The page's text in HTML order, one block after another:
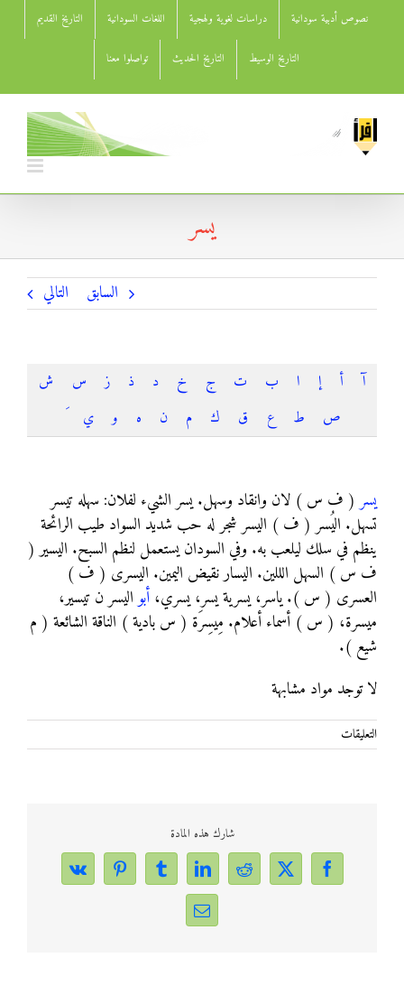
نصوص أدبية سودانية دراسات لغوية ولهجية اللغات السودانية التاريخ القديم
التاريخ الوسيط التاريخ الحديث تواصلوا معنا
يسر
السابق التالي
آ أ إ ا ب ت ج خ د ذ ز س
ش
ص
ط ع ق ك م ن ه و ي
يسر ( ف س ) لان وانقاد وسهل. يسر الشيء لفلان: سهله تيسر
تسهل. اليُسر ( ف ) اليسر شجر له حب شديد السواد طيب الرائحة
ينظم في سلك ليلعب به. وفي السودان يستعمل لنظم السبح. اليسير (
ف س ) السهل الللين. اليسار نقيض اليمين. اليسرى ( ف )
العسرى ( س ). ياسر، يسرية يسر، يسري،أبواليسر ن تيسير،
ميسرة، ( س ) أسماء أعلام. مِيسِرَة ( س بادية ) الناقة الشائعة ( م
شيع ).
لا توجد مواد مشابهة
التعليقات
يسر
شارك هذه المادة
Facebook
X
Reddit
LinkedIn
Tumblr
Pinterest
Vk
Email